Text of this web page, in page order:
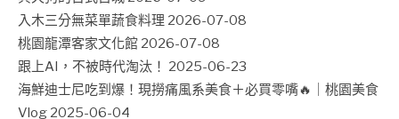
入木三分無菜單蔬食料理 2026-07-08
桃園龍潭客家文化館 2026-07-08
跟上AI，不被時代淘汰！ 2025-06-23
海鮮迪士尼吃到爆！現撈痛風系美食＋必買零嘴🔥｜桃園美食
Vlog 2025-06-04